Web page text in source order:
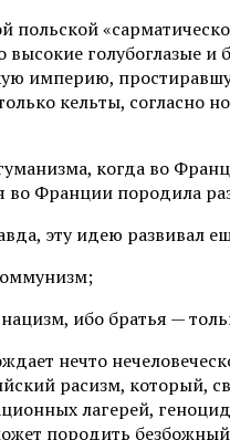
польской
голубоглазые
империю,
кельты, согласно
когда во
во Франции породила
эту идею развивал
ибо братья —
нечто
расизм,
лагерей,
породить